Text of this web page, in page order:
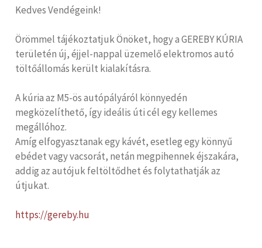
Kedves Vendégeink!
Örömmel tájékoztatjuk Önöket, hogy a GEREBY KÚRIA
területén új, éjjel-nappal üzemelő elektromos autó
töltőállomás került kialakításra.
A kúria az M5-ös autópályáról könnyedén
megközelíthető, így ideális úti cél egy kellemes
megállóhoz.
Amíg elfogyasztanak egy kávét, esetleg egy könnyű
ebédet vagy vacsorát, netán megpihennek éjszakára,
addig az autójuk feltöltődhet és folytathatják az
útjukat.
https://gereby.hu